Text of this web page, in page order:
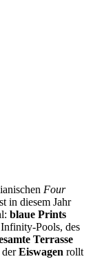
Four
in diesem Jahr
blaue Prints
Pools, des
Terrasse
derEiswagen rollt